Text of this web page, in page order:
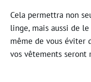
Cela permettra non
linge, mais aussi de
même de vous éviter
vos vêtements seront